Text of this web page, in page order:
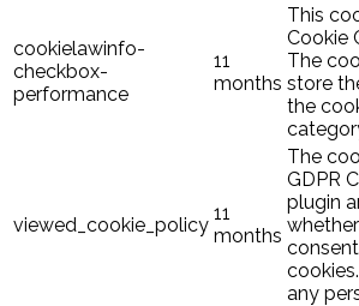
cookielawinfo-
checkbox-
performance
11
months
This
Cookie
The
store
the
viewed_cookie_policy
11
months
The
GDPR
plugin
any